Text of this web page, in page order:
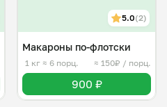
5.0(2)
Макароны по-флотски
1 кг ≈ 6 порц. ≈ 150₽ / порц.
900 ₽